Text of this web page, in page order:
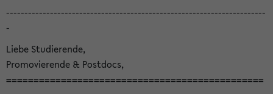
-----------------------------------------------------------------------
-
Liebe Studierende,
Promovierende & Postdocs,
===============================================